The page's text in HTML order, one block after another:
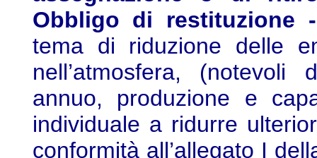
Obbligo di restituzione
tema di riduzione delle
nell’atmosfera, (notevoli
annuo, produzione e
individuale a ridurre
conformità all’allegato I